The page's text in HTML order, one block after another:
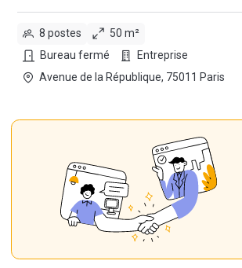
8 postes
50 m²
Bureau fermé
Entreprise
Avenue de la République, 75011 Paris